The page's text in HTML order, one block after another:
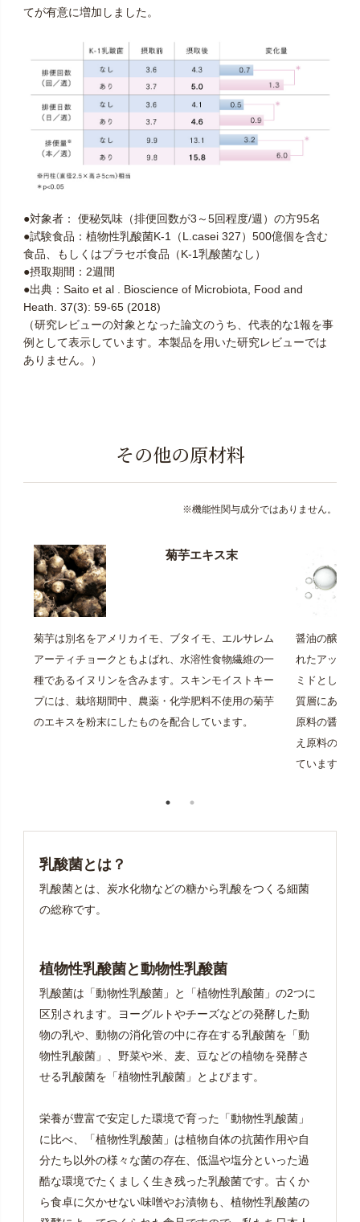
てが有意に増加しました。
●対象者： 便秘気味（排便回数が3～5回程度/週）の方95名
●試験食品：植物性乳酸菌K-1（L.casei 327）500億個を含む
食品、もしくはプラセボ食品（K-1乳酸菌なし）
●摂取期間：2週間
●出典：Saito et al . Bioscience of Microbiota, Food and
Heath. 37(3): 59-65 (2018)
（研究レビューの対象となった論文のうち、代表的な1報を事
例として表示しています。本製品を用いた研究レビューでは
ありません。）
その他の原材料
※機能性関与成分ではありません。
菊芋エキス末
菊芋は別名をアメリカイモ、ブタイモ、エルサレム
アーティチョークともよばれ、水溶性食物繊維の一
種であるイヌリンを含みます。スキンモイストキー
プには、栽培期間中、農薬・化学肥料不使用の菊芋
のエキスを粉末にしたものを配合しています。
醤油の醸造
れたアップ
ミドとして
質層にある
原料の醤油
え原料の混
ています。
乳酸菌とは？
乳酸菌とは、炭水化物などの糖から乳酸をつくる細菌
の総称です。
植物性乳酸菌と動物性乳酸菌
乳酸菌は「動物性乳酸菌」と「植物性乳酸菌」の2つに
区別されます。ヨーグルトやチーズなどの発酵した動
物の乳や、動物の消化管の中に存在する乳酸菌を「動
物性乳酸菌」、野菜や米、麦、豆などの植物を発酵さ
せる乳酸菌を「植物性乳酸菌」とよびます。
栄養が豊富で安定した環境で育った「動物性乳酸菌」
に比べ、「植物性乳酸菌」は植物自体の抗菌作用や自
分たち以外の様々な菌の存在、低温や塩分といった過
酷な環境でたくましく生き残った乳酸菌です。古くか
ら食卓に欠かせない味噌やお漬物も、植物性乳酸菌の